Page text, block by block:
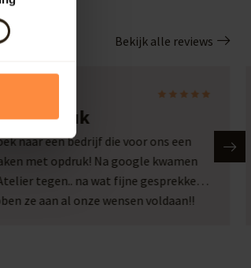
Bekijk alle reviews
opdruk
naar een bedrijf die voor ons een
met opdruk! Na google kwamen
tegen.. na wat fijne gesprekken
ze aan al onze wensen voldaan!!